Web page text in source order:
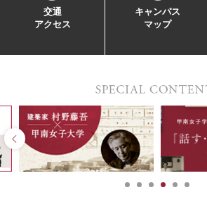
交通
アクセス
キャンパス
マップ